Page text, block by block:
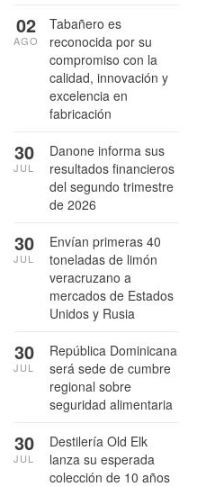
Tabañero es
reconocida por su
compromiso con la
calidad, innovación y
excelencia en
fabricación
02
AGO
Danone informa sus
resultados financieros
del segundo trimestre
de 2026
30
JUL
Envían primeras 40
toneladas de limón
veracruzano a
mercados de Estados
Unidos y Rusia
30
JUL
República Dominicana
será sede de cumbre
regional sobre
seguridad alimentaria
30
JUL
Destilería Old Elk
lanza su esperada
colección de 10 años
30
JUL